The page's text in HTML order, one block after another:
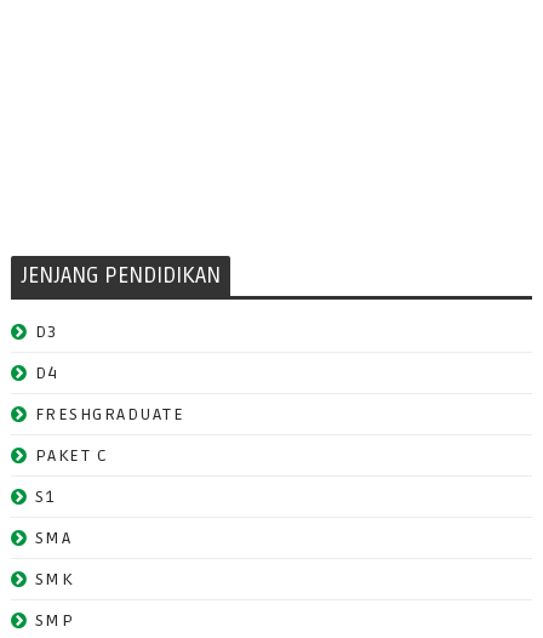
JENJANG PENDIDIKAN
D3
D4
FRESHGRADUATE
PAKET C
S1
SMA
SMK
SMP